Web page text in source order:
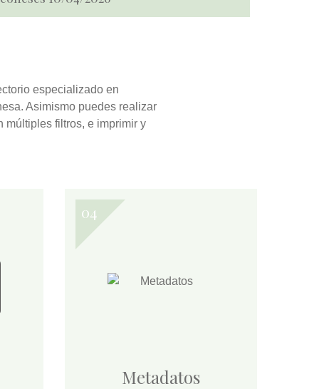
especializado en
Asimismo puedes realizar
múltiples filtros, e imprimir y
Metadatos